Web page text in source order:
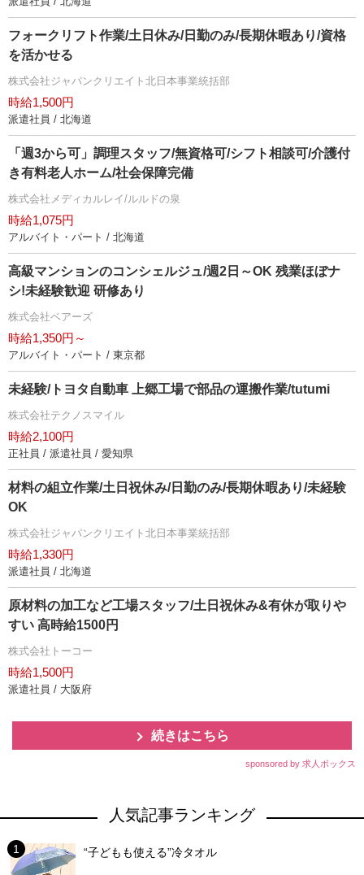
フォークリフト作業/土日休み/日勤のみ/長期休暇あり/資格
を活かせる
株式会社ジャパンクリエイト北日本事業統括部
時給1,500円
派遣社員 / 北海道
「週3から可」調理スタッフ/無資格可/シフト相談可/介護付
き有料老人ホーム/社会保障完備
株式会社メディカルレイ/ルルドの泉
時給1,075円
アルバイト・パート / 北海道
高級マンションのコンシェルジュ/週2日～OK 残業ほぼナ
シ!未経験歓迎 研修あり
株式会社ベアーズ
時給1,350円～
アルバイト・パート / 東京都
未経験/トヨタ自動車 上郷工場で部品の運搬作業/tutumi
株式会社テクノスマイル
時給2,100円
正社員 / 派遣社員 / 愛知県
材料の組立作業/土日祝休み/日勤のみ/長期休暇あり/未経験
OK
株式会社ジャパンクリエイト北日本事業統括部
時給1,330円
派遣社員 / 北海道
原材料の加工など工場スタッフ/土日祝休み&有休が取り
すい 高時給1500円
株式会社トーコー
時給1,500円
派遣社員 / 大阪府
続きはこちら
sponsored by 求人ボックス
人気記事ランキング
“子どもも使える”冷タオル